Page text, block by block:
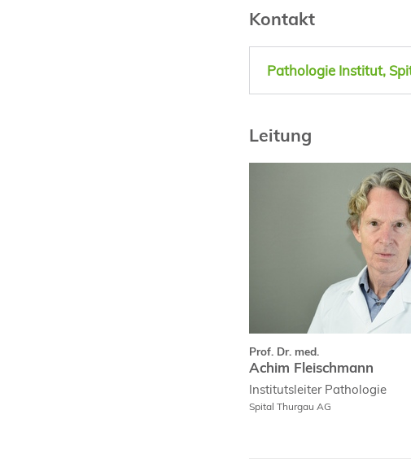
Kontakt
Pathologie Institut,
Leitung
Prof. Dr. med.
Achim Fleischmann
Institutsleiter Pathologie
Spital Thurgau AG
Achim Fleischmann